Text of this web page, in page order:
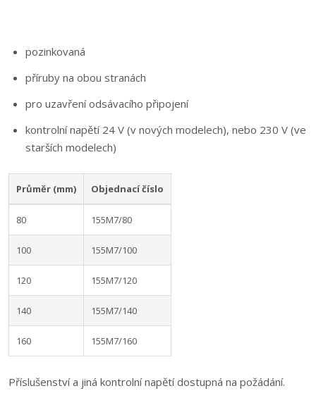
pozinkovaná
příruby na obou stranách
pro uzavření odsávacího připojení
kontrolní napětí 24 V (v nových modelech), nebo 230 V (ve
starších modelech)
Průměr (mm) Objednací číslo
80 155M7/80
100 155M7/100
120 155M7/120
140 155M7/140
160 155M7/160
Příslušenství a jiná kontrolní napětí dostupná na požádání.